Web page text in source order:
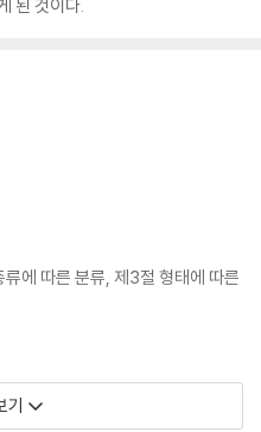
된 것이다.
에 따른 분류, 제3절 형태에 따른
현방법, 가주어와 진주어
기